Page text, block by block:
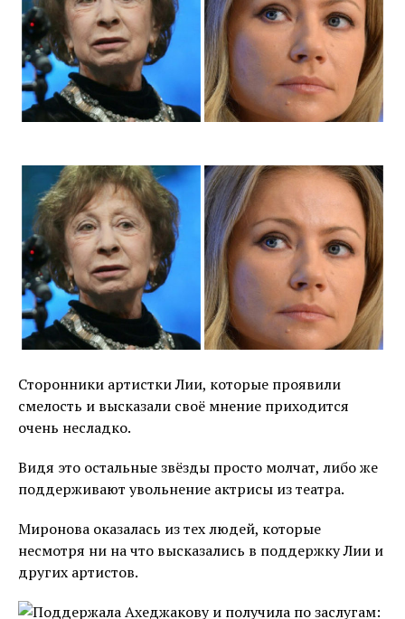
Сторонники артистки Лии, которые проявили
смелость и высказали своё мнение приходится
очень несладко.
Видя это остальные звёзды просто молчат, либо же
поддерживают увольнение актрисы из театра.
Миронова оказалась из тех людей, которые
несмотря ни на что высказались в поддержку Лии и
других артистов.